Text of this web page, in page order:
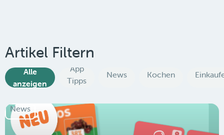
Artikel Filtern
Alle
anzeigen
App
Tipps
News Kochen
News